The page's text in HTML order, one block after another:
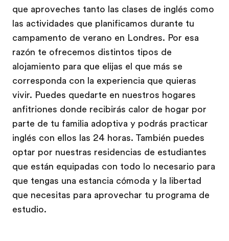
que aproveches tanto las clases de inglés como
las actividades que planificamos durante tu
campamento de verano en Londres. Por esa
razón te ofrecemos distintos tipos de
alojamiento para que elijas el que más se
corresponda con la experiencia que quieras
vivir. Puedes quedarte en nuestros hogares
anfitriones donde recibirás calor de hogar por
parte de tu familia adoptiva y podrás practicar
inglés con ellos las 24 horas. También puedes
optar por nuestras residencias de estudiantes
que están equipadas con todo lo necesario para
que tengas una estancia cómoda y la libertad
que necesitas para aprovechar tu programa de
estudio.